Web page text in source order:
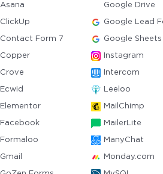
Asana Google Drive
ClickUp Google Lead
Contact Form 7 Google Sheets
Copper Instagram
Crove Intercom
Ecwid Leeloo
Elementor MailChimp
Facebook MailerLite
Formaloo ManyChat
Gmail Monday.com